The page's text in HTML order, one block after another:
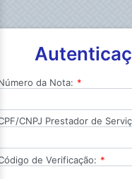
da Nota: *
CNPJ Prestador de
de Verificação: *